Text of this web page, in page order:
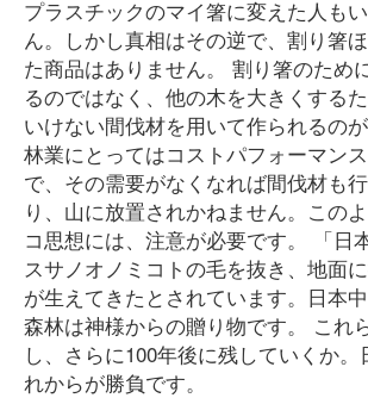
プラスチックのマイ箸に変えた人も
ん。しかし真相はその逆で、割り箸
た商品はありません。 割り箸のため
るのではなく、他の木を大きくする
いけない間伐材を用いて作られるのが
林業にとってはコストパフォーマン
で、その需要がなくなれば間伐材も
り、山に放置されかねません。この
コ思想には、注意が必要です。 「日
スサノオノミコトの毛を抜き、地面
が生えてきたとされています。日本中
森林は神様からの贈り物です。 これ
し、さらに100年後に残していくか。
れからが勝負です。